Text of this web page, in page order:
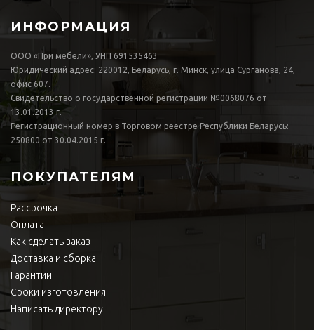
ИНФОРМАЦИЯ
ООО «При мебели», УНП 691535463
Юридический адрес: 220012, Беларусь, г. Минск, улица Сурганова, 24,
офис 607.
Свидетельство о государственной регистрации №0068076 от
13.01.2013 г.
Регистрационный номер в Торговом реестре Республики Беларусь:
250800 от 30.04.2015 г.
ПОКУПАТЕЛЯМ
Рассрочка
Оплата
Как сделать заказ
Доставка и сборка
Гарантии
Сроки изготовления
Написать директору